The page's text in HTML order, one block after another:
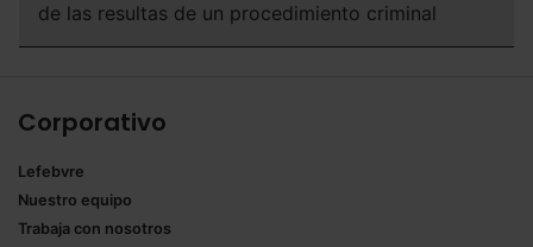
de las resultas de un procedimiento criminal
Corporativo
Lefebvre
Nuestro equipo
Trabaja con nosotros